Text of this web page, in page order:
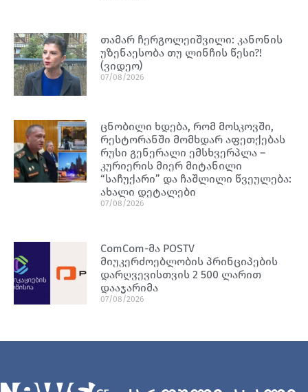
თამარ ჩერგოლეიშვილი: კანონის
უზენაესობა თუ ლინჩის წესი?!
(ვიდეო)
07/08/2026
ცნობილი ხდება, რომ მოსკოვში,
რესტორანში მომხდარ აფეთქებას
რუსი გენერალი ემსხვერპლა –
კურიერის მიერ მიტანილი
“საჩუქარი” და ჩაშლილი წვეულება:
ახალი დეტალები
07/08/2026
ComCom-მა POSTV
მიუკერძოებლობის პრინციპების
დარღვევისთვის 2 500 ლარით
დააჯარიმა
07/08/2026